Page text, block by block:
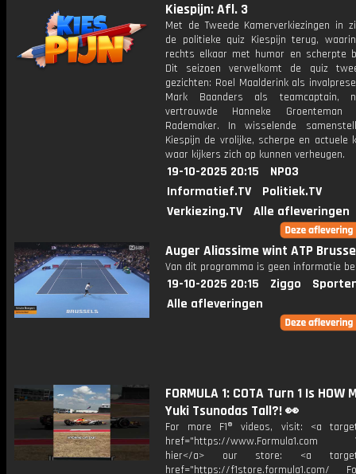
Kiespijn: Afl. 3
Met de Tweede Kamerverkiezingen in
de politieke quiz Kiespijn terug,
rechts elkaar met humor en scherpte
Dit seizoen verwelkomt de quiz
gezichten: Roel Maalderink als
Mark Baanders als teamcaptain,
vertrouwde Hanneke
Rademaker. In wisselende
Kiespijn de vrolijke, scherpe en actuele
waar kijkers zich op kunnen verheugen.
19-10-2025 20:15
NPO3
Informatief.TV
Politiek.TV
Verkiezing.TV
Alle afleveringen
Auger Aliassime wint ATP
Van dit programma is geen informatie
19-10-2025 20:15 Ziggo
Alle afleveringen
FORMULA 1: COTA Turn 1 Is HOW
Yuki Tsunodas Tall?! 👀
For more F1® videos, visit: <a
href="https://www.Formula1.com
hier</a> our store: <a
href="https://f1store.formula1.com/